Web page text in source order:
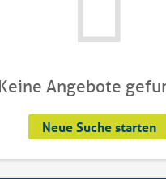
Angebote
Neue Suche starten